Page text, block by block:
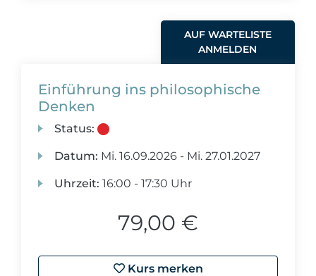
AUF WARTELISTE
ANMELDEN
Einführung ins philosophische
Denken
Status:
Datum: Mi. 16.09.2026 - Mi. 27.01.2027
Uhrzeit: 16:00 - 17:30 Uhr
79,00 €
Kurs merken